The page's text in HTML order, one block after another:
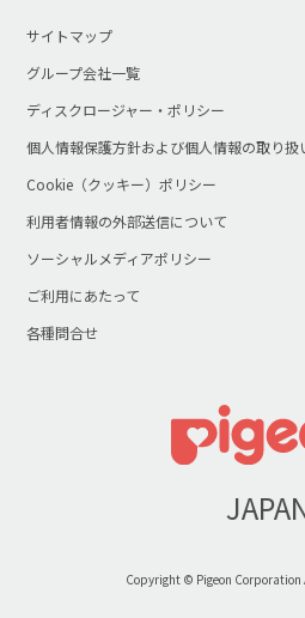
サイトマップ
グループ会社一覧
ディスクロージャー・ポリシー
個人情報保護方針および個人情報の取り扱
Cookie（クッキー）ポリシー
利用者情報の外部送信について
ソーシャルメディアポリシー
ご利用にあたって
各種問合せ
Copyright © Pigeon Corporation